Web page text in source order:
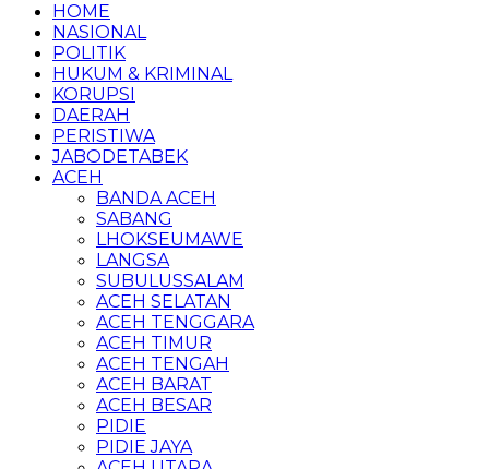
HOME
NASIONAL
POLITIK
HUKUM & KRIMINAL
KORUPSI
DAERAH
PERISTIWA
JABODETABEK
ACEH
BANDA ACEH
SABANG
LHOKSEUMAWE
LANGSA
SUBULUSSALAM
ACEH SELATAN
ACEH TENGGARA
ACEH TIMUR
ACEH TENGAH
ACEH BARAT
ACEH BESAR
PIDIE
PIDIE JAYA